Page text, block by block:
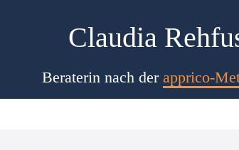
Claudia
Beraterin nach der apprico-